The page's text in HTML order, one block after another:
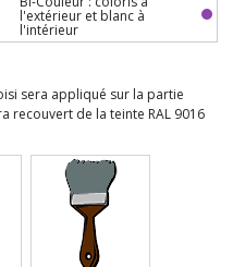
l'extérieur et blanc à
l'intérieur
sera appliqué sur la partie
recouvert de la teinte RAL 9016